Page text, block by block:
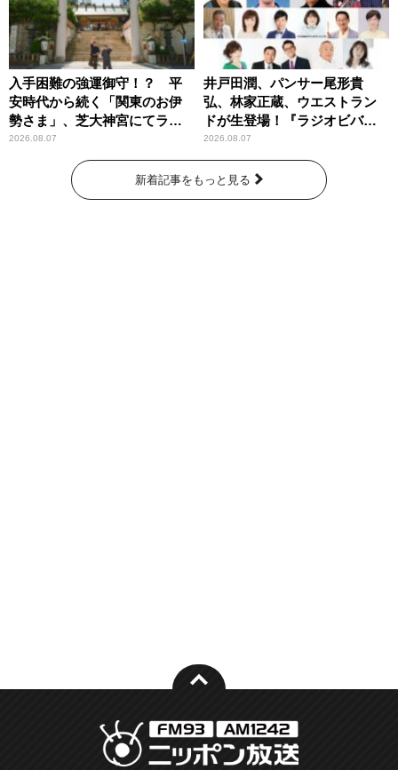
入手困難の強運御守！？ 平
安時代から続く「関東のお伊
勢さま」、芝大神宮にてラン
パンプスが合格祈願！
2026.08.07
井戸田潤、パンサー尾形貴
弘、林家正蔵、ウエストラン
ドが生登場！『ラジオビバリ
ー昼ズ』
2026.08.07
新着記事をもっと見る